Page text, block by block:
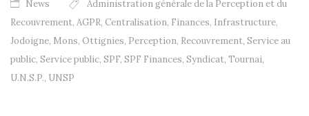
News
Administration générale de la Perception et du
Recouvrement, AGPR, Centralisation, Finances, Infrastructure,
Jodoigne, Mons, Ottignies, Perception, Recouvrement, Service au
public, Service public, SPF, SPF Finances, Syndicat, Tournai,
U.N.S.P., UNSP